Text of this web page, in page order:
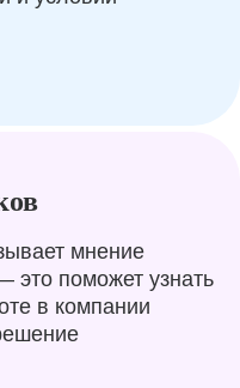
мнение
это поможет узнать
в компании